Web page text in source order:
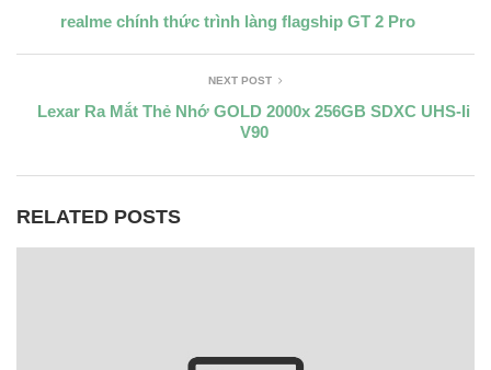
realme chính thức trình làng flagship GT 2 Pro
NEXT POST
Lexar Ra Mắt Thẻ Nhớ GOLD 2000x 256GB SDXC UHS-Ii
V90
RELATED POSTS